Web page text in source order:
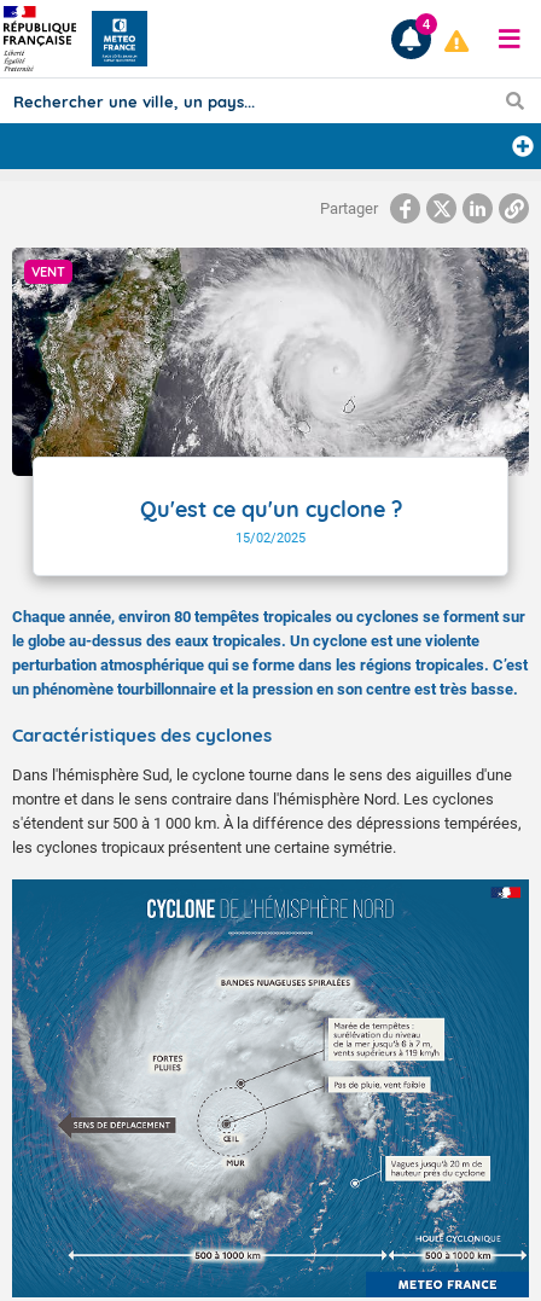
Prévisions
TOUS LES RÉSULTATS
Articles
4
Partager
VENT
Qu'est ce qu'un cyclone ?
15/02/2025
Chaque année, environ 80 tempêtes tropicales ou cyclones se forment sur
le globe au-dessus des eaux tropicales. Un cyclone est une violente
perturbation atmosphérique qui se forme dans les régions tropicales. C’est
un phénomène tourbillonnaire et la pression en son centre est très basse.
Caractéristiques des cyclones
Dans l'hémisphère Sud, le cyclone tourne dans le sens des aiguilles d'une
montre et dans le sens contraire dans l'hémisphère Nord. Les cyclones
s'étendent sur 500 à 1 000 km. À la différence des dépressions tempérées,
les cyclones tropicaux présentent une certaine symétrie.